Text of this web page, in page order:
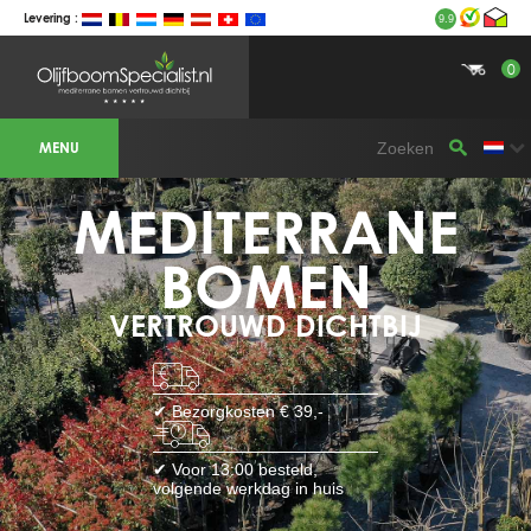
Levering : 9.9
BOTANICALGROUP WERKGEBIEDEN &
WEBSITES
OLIJFBOOMSPECIALIST.NL
OLIJFBOOMSPECIALIST.BE
LESPECIALISTEDESOLIVIERS.FR
OLIVENBAUM.DE
DRZEWAOLIWNE.PL
OLIVETREESPECIALIST.COM
Bomen
BOMEN.NL
GROENBLIJVENDEBOMEN.NL
GROENBLIJVENDEBOMEN.BE
PALMBOMENSPECIALIST.NL
IMMERGRUENEBAEUME.DE
Botanicalgroup
BOTANICALGROUP.EU
BOTANICALGROUP.DE
BOTANICALGROUP.BE
0
MENU
MEDITERRANE
BOMEN
VERTROUWD DICHTBIJ
✔ Bezorgkosten € 39,-
✔ Voor 13:00 besteld,
volgende werkdag in huis